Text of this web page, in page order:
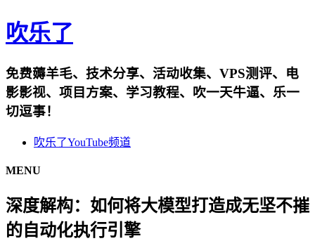
吹乐了
免费薅羊毛、技术分享、活动收集、VPS测评、电
影影视、项目方案、学习教程、吹一天牛逼、乐一
切逗事！
吹乐了YouTube频道
MENU
深度解构：如何将大模型打造成无坚不摧
的自动化执行引擎